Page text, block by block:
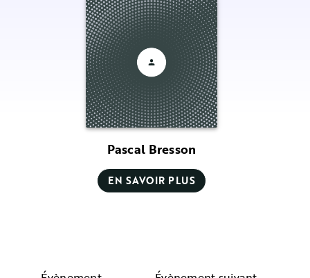
Pascal Bresson
EN SAVOIR PLUS